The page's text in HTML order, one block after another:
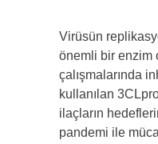
Virüsün
önemli bir enzim
çalışmalarında
kullanılan
ilaçların
pandemi ile